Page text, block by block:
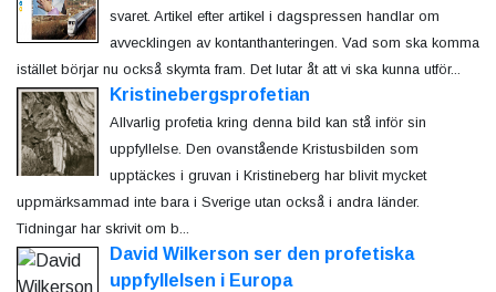
svaret. Artikel efter artikel i dagspressen handlar om
avvecklingen av kontanthanteringen. Vad som ska komma
istället börjar nu också skymta fram. Det lutar åt att vi ska kunna utför...
Kristinebergsprofetian
Allvarlig profetia kring denna bild kan stå inför sin
uppfyllelse. Den ovanstående Kristusbilden som
upptäckes i gruvan i Kristineberg har blivit mycket
uppmärksammad inte bara i Sverige utan också i andra länder.
Tidningar har skrivit om b...
David Wilkerson ser den profetiska
uppfyllelsen i Europa